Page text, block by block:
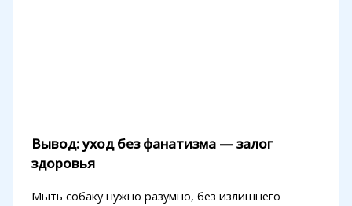
Вывод: уход без фанатизма — залог
здоровья
Мыть собаку нужно разумно, без излишнего